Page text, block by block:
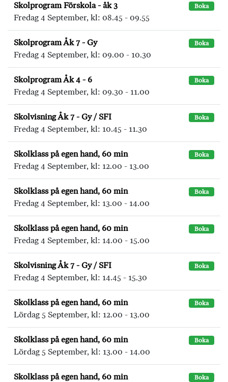
Skolprogram Förskola - åk 3 Boka
Fredag 4 September, kl: 08.45 - 09.55
Skolprogram Åk 7 - Gy Boka
Fredag 4 September, kl: 09.00 - 10.30
Skolprogram Åk 4 - 6 Boka
Fredag 4 September, kl: 09.30 - 11.00
Skolvisning Åk 7 - Gy / SFI Boka
Fredag 4 September, kl: 10.45 - 11.30
Skolklass på egen hand, 60 min Boka
Fredag 4 September, kl: 12.00 - 13.00
Skolklass på egen hand, 60 min Boka
Fredag 4 September, kl: 13.00 - 14.00
Skolklass på egen hand, 60 min Boka
Fredag 4 September, kl: 14.00 - 15.00
Skolvisning Åk 7 - Gy / SFI Boka
Fredag 4 September, kl: 14.45 - 15.30
Skolklass på egen hand, 60 min Boka
Lördag 5 September, kl: 12.00 - 13.00
Skolklass på egen hand, 60 min Boka
Lördag 5 September, kl: 13.00 - 14.00
Skolklass på egen hand, 60 min Boka